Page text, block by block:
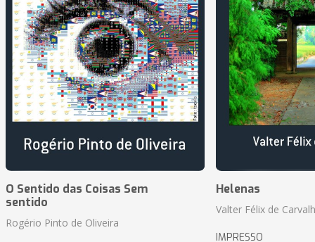
O Sentido das Coisas Sem
sentido
Rogério Pinto de Oliveira
Helenas
Valter Félix de
IMPRESSO